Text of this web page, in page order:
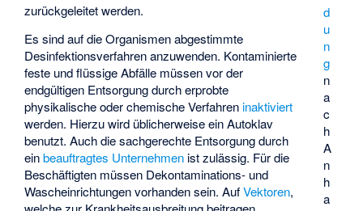
d
u
n
g
n
a
c
h
A
n
h
a
zurückgeleitet werden.
Es sind auf die Organismen abgestimmte
Desinfektionsverfahren anzuwenden. Kontaminierte
feste und flüssige Abfälle müssen vor der
endgültigen Entsorgung durch erprobte
physikalische oder chemische Verfahren inaktiviert
werden. Hierzu wird üblicherweise ein Autoklav
benutzt. Auch die sachgerechte Entsorgung durch
einbeauftragtes Unternehmen ist zulässig. Für die
Beschäftigten müssen Dekontaminations- und
Wascheinrichtungen vorhanden sein. AufVektoren,